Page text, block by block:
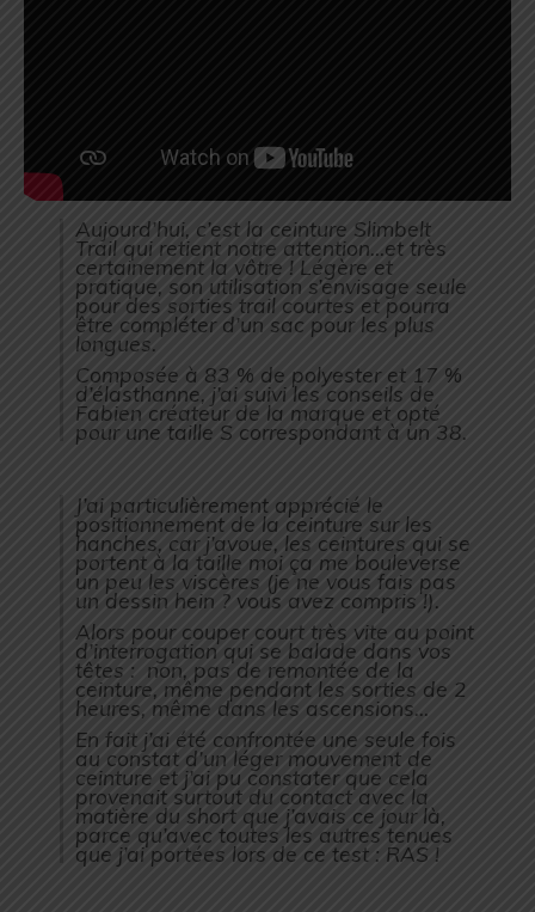
Aujourd’hui, c’est la ceinture Slimbelt
Trail qui retient notre attention…et très
certainement la vôtre ! Légère et
pratique, son utilisation s’envisage seule
pour des sorties trail courtes et pourra
être compléter d’un sac pour les plus
longues.
Composée à 83 % de polyester et 17 %
d’élasthanne, j’ai suivi les conseils de
Fabien créateur de la marque et opté
pour une taille S correspondant à un 38.
J’ai particulièrement apprécié le
positionnement de la ceinture sur les
hanches, car j’avoue, les ceintures qui se
portent à la taille moi ça me bouleverse
un peu les viscères (je ne vous fais pas
un dessin hein ? vous avez compris !).
Alors pour couper court très vite au point
d’interrogation qui se balade dans vos
têtes : non, pas de remontée de la
ceinture, même pendant les sorties de 2
heures, même dans les ascensions…
En fait j’ai été confrontée une seule fois
au constat d’un léger mouvement de
ceinture et j’ai pu constater que cela
provenait surtout du contact avec la
matière du short que j’avais ce jour là,
parce qu’avec toutes les autres tenues
que j’ai portées lors de ce test : RAS !